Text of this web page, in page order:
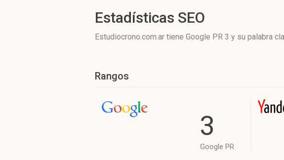
Estadísticas SEO
Estudiocrono.com.ar tiene Google PR 3 y su palabra
Rangos
3
Google PR